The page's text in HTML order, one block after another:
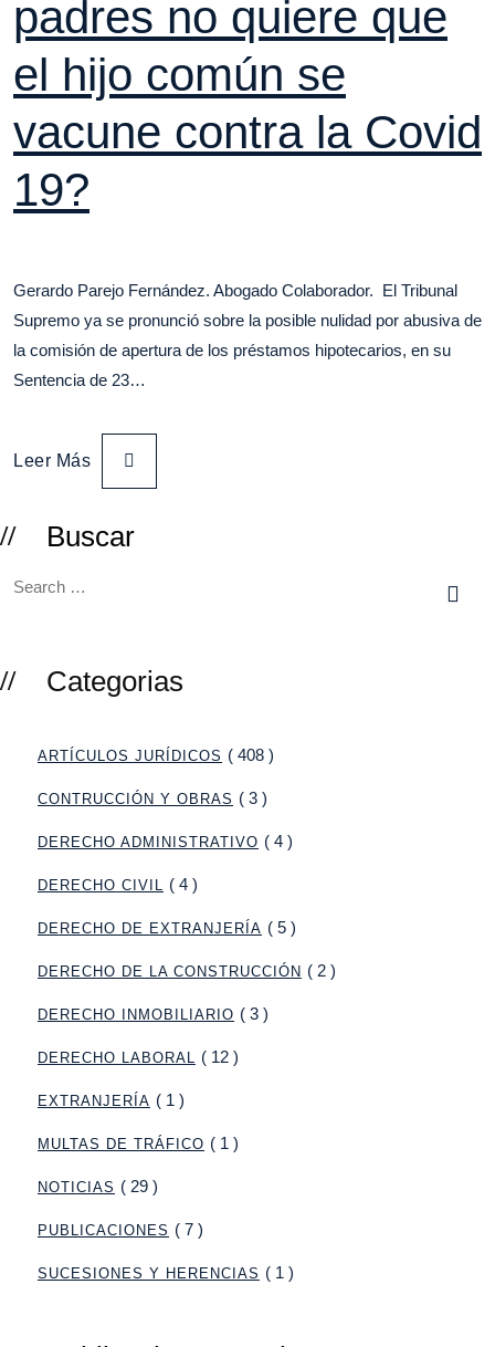
padres no quiere que
el hijo común se
vacune contra la Covid
19?
Gerardo Parejo Fernández. Abogado Colaborador. El Tribunal
Supremo ya se pronunció sobre la posible nulidad por abusiva de
la comisión de apertura de los préstamos hipotecarios, en su
Sentencia de 23…
Leer Más
Buscar
Categorias
ARTÍCULOS JURÍDICOS ( 408 )
CONTRUCCIÓN Y OBRAS ( 3 )
DERECHO ADMINISTRATIVO ( 4 )
DERECHO CIVIL ( 4 )
DERECHO DE EXTRANJERÍA ( 5 )
DERECHO DE LA CONSTRUCCIÓN ( 2 )
DERECHO INMOBILIARIO ( 3 )
DERECHO LABORAL ( 12 )
EXTRANJERÍA ( 1 )
MULTAS DE TRÁFICO ( 1 )
NOTICIAS ( 29 )
PUBLICACIONES ( 7 )
SUCESIONES Y HERENCIAS ( 1 )